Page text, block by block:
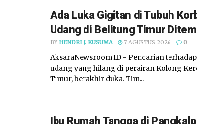
Ada Luka Gigitan di Tubuh
Udang di Belitung Timur
BY HENDRI J. KUSUMA 7 AGUSTUS 2026 0
AksaraNewsroom.ID - Pencarian
udang yang hilang di perairan Kolong
Timur, berakhir duka. Tim...
Ibu Rumah Tangga di